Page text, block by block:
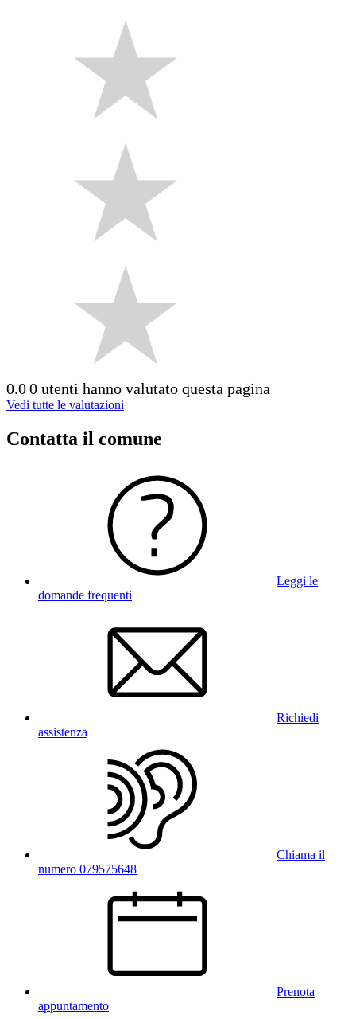
0.00 utenti hanno valutato questa pagina
Vedi tutte le valutazioni
Contatta il comune
Leggi le
domande frequenti
Richiedi
assistenza
Chiama il
numero 079575648
Prenota
appuntamento